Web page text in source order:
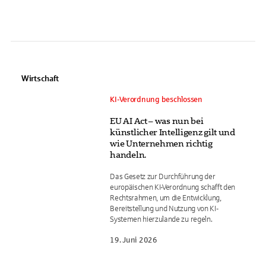
Wirtschaft
KI-Verordnung beschlossen
EU AI Act – was nun bei
künstlicher Intelligenz gilt und
wie Unternehmen richtig
handeln.
Das Gesetz zur Durchführung der
europäischen KI-Verordnung schafft den
Rechtsrahmen, um die Entwicklung,
Bereitstellung und Nutzung von KI-
Systemen hierzulande zu regeln.
19. Juni 2026